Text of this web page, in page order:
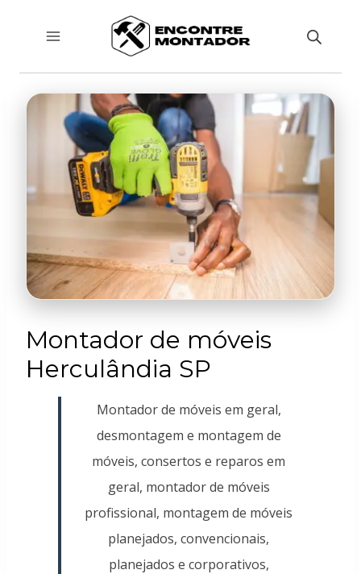
Conteúdo
Montador de móveis
Herculândia SP
Montador de móveis em geral,
desmontagem e montagem de
móveis, consertos e reparos em
geral, montador de móveis
profissional, montagem de móveis
planejados, convencionais,
planejados e corporativos,